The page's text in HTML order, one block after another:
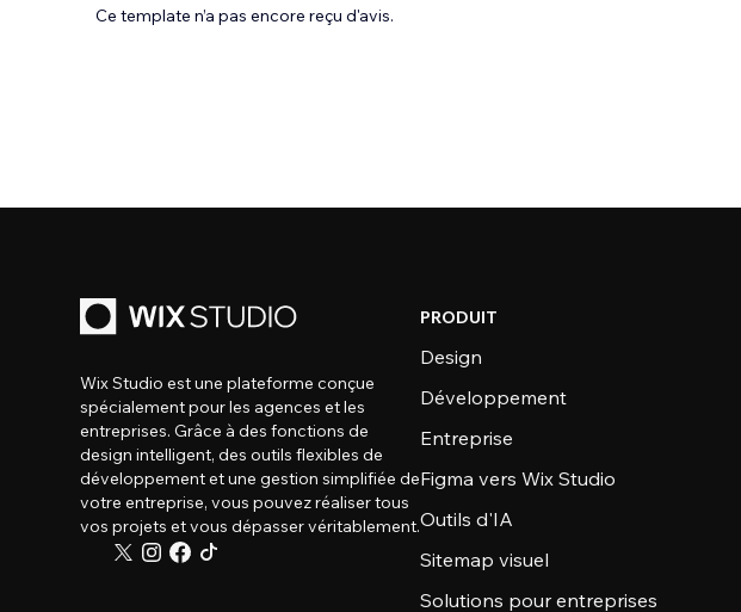
Ce template n’a pas encore reçu d'avis.
Wix Studio est une plateforme conçue
spécialement pour les agences et les
entreprises. Grâce à des fonctions de
design intelligent, des outils flexibles de
développement et une gestion simplifiée de
votre entreprise, vous pouvez réaliser tous
vos projets et vous dépasser véritablement.
PRODUIT
Design
Développement
Entreprise
Figma vers Wix Studio
Outils d'IA
Sitemap visuel
Solutions pour entreprises